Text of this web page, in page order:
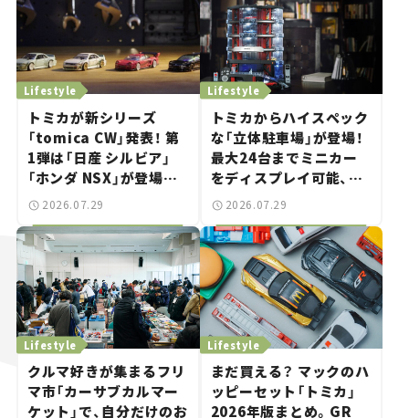
Lifestyle
トミカが新シリーズ
「tomica CW」発表！ 第
1弾は「日産 シルビア」
「ホンダ NSX」が登場。
世界が注目す
とホビー】
2026.07.29
Lifestyle
トミカからハイスペック
な「立体駐車場」が登場！
最大24台までミニカー
をディスプレイ可能、特
別な「日産 GT-R
とホビー】
2026.07.29
Lifestyle
クルマ好きが集まるフリ
マ市「カーサブカルマー
ケット」で、自分だけのお
Lifestyle
まだ買える？ マックのハ
ッピーセット「トミカ」
2026年版まとめ。GR